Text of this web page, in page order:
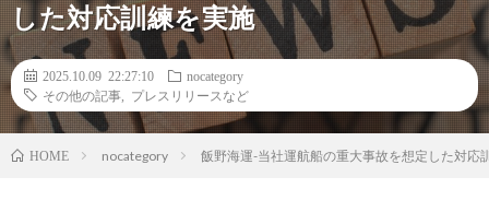
した対応訓練を実施
2025.10.09 22:27:10
nocategory
その他の記事
プレスリリースなど
HOME nocategory 飯野海運-当社運航船の重大事故を想定した対応